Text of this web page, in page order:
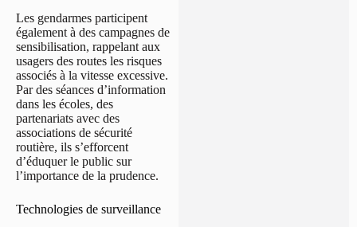
Les gendarmes participent
également à des campagnes de
sensibilisation, rappelant aux
usagers des routes les risques
associés à la vitesse excessive.
Par des séances d’information
dans les écoles, des
partenariats avec des
associations de sécurité
routière, ils s’efforcent
d’éduquer le public sur
l’importance de la prudence.
Technologies de surveillance